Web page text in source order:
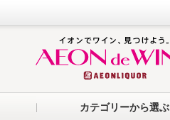
カテゴリーから選ぶ